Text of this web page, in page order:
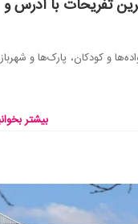
تفریحات با آدرس و
و کودکان، پارک‌ها و
بیشتر